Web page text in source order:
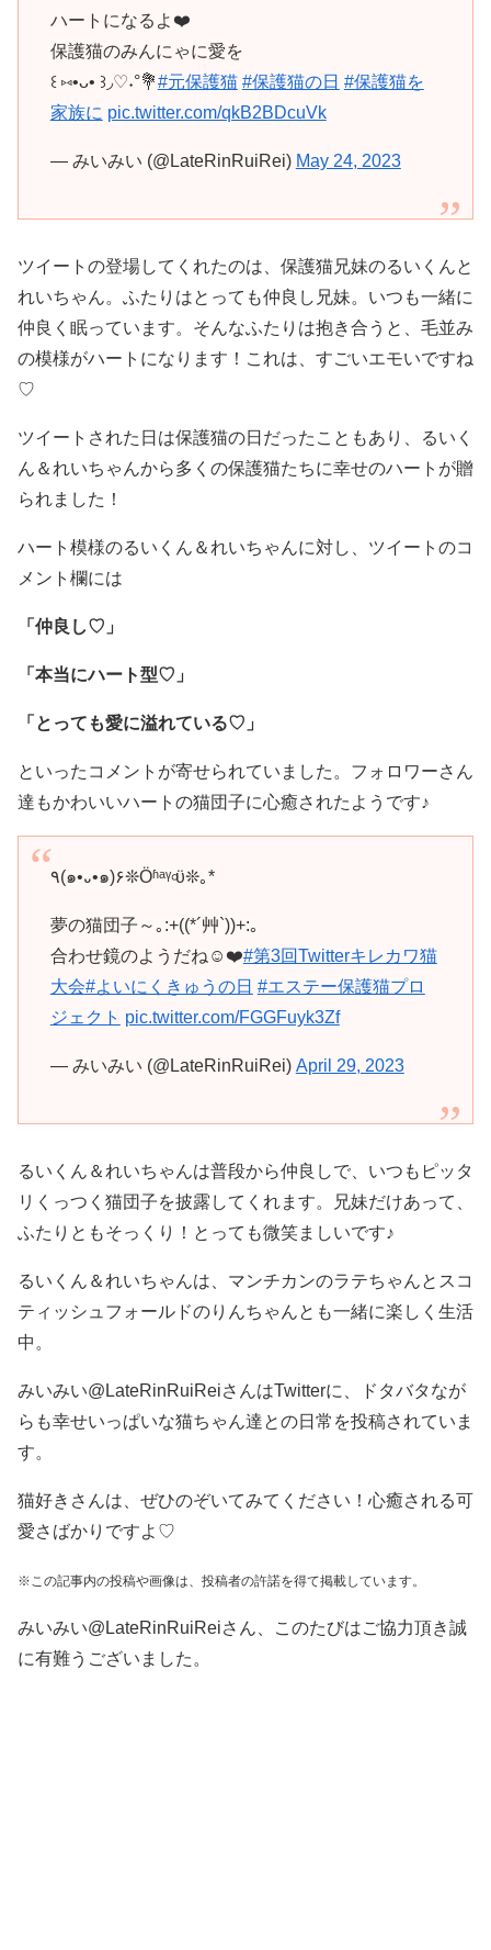
ハートになるよ❤️
保護猫のみんにゃに愛を
꒰ ⑅•ᴗ• ꒱◞♡˖°💐#元保護猫 #保護猫の日 #保護猫を
家族に pic.twitter.com/qkB2BDcuVk
— みいみい (@LateRinRuiRei) May 24, 2023
ツイートの登場してくれたのは、保護猫兄妹のるいくんと
れいちゃん。ふたりはとっても仲良し兄妹。いつも一緒に
仲良く眠っています。そんなふたりは抱き合うと、毛並み
の模様がハートになります！これは、すごいエモいですね
♡
ツイートされた日は保護猫の日だったこともあり、るいく
ん＆れいちゃんから多くの保護猫たちに幸せのハートが贈
られました！
ハート模様のるいくん＆れいちゃんに対し、ツイートのコ
メント欄には
「仲良し♡」
「本当にハート型♡」
「とっても愛に溢れている♡」
といったコメントが寄せられていました。フォロワーさん
達もかわいいハートの猫団子に心癒されたようです♪
٩(๑•᎑•๑)۶❊Öʱᵃᵞ৹ϋ❊｡*
夢の猫団子～｡:+((*´艸`))+:｡
合わせ鏡のようだね☺️❤️#第3回Twitterキレカワ猫
大会#よいにくきゅうの日 #エステー保護猫プロ
ジェクト pic.twitter.com/FGGFuyk3Zf
— みいみい (@LateRinRuiRei) April 29, 2023
るいくん＆れいちゃんは普段から仲良しで、いつもピッタ
リくっつく猫団子を披露してくれます。兄妹だけあって、
ふたりともそっくり！とっても微笑ましいです♪
るいくん＆れいちゃんは、マンチカンのラテちゃんとスコ
ティッシュフォールドのりんちゃんとも一緒に楽しく生活
中。
みいみい@LateRinRuiReiさんはTwitterに、ドタバタなが
らも幸せいっぱいな猫ちゃん達との日常を投稿されていま
す。
猫好きさんは、ぜひのぞいてみてください！心癒される可
愛さばかりですよ♡
※この記事内の投稿や画像は、投稿者の許諾を得て掲載しています。
みいみい@LateRinRuiReiさん、このたびはご協力頂き誠
に有難うございました。